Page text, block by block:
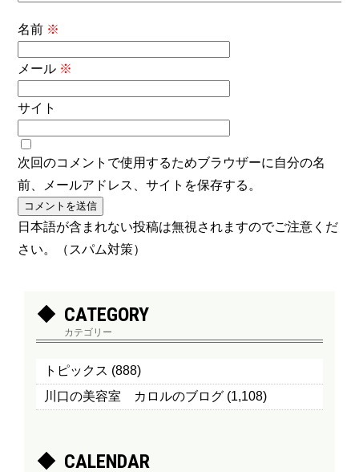
名前 ※
メール ※
サイト
次回のコメントで使用するためブラウザーに自分の名
前、メールアドレス、サイトを保存する。
日本語が含まれない投稿は無視されますのでご注意くだ
さい。（スパム対策）
CATEGORY
カテゴリー
トピックス (888)
川口の美容室 カロルのブログ (1,108)
CALENDAR